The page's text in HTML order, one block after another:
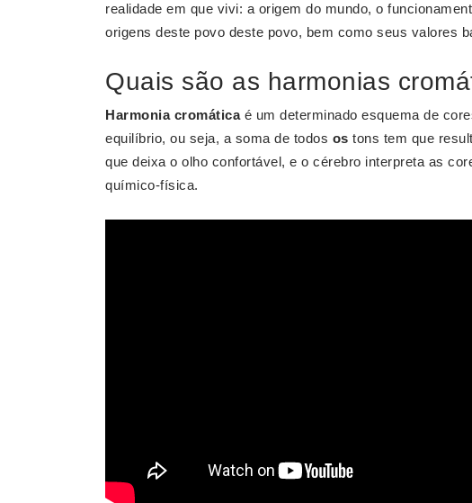
realidade em que vivi: a origem do mundo, o
origens deste povo deste povo, bem como seus valores
Quais são as harmonias
Harmonia cromáticaé um determinado esquema de
equilíbrio, ou seja, a soma de todos os tons tem que
que deixa o olho confortável, e o cérebro interpreta as
químico-física.